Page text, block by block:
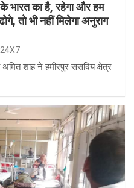
भारत का है, रहेगा और हम
तो भी नहीं मिलेगा अनुराग
शाह ने हमीरपुर ससदिय क्षेत्र